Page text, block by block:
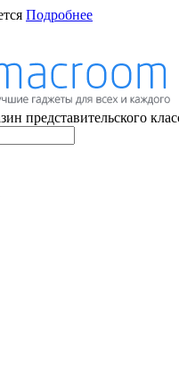
Подробнее
представительского